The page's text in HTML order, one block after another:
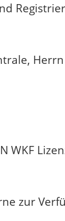
WKF
zur